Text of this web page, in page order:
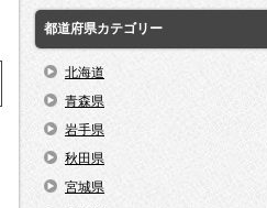
都道府県カテゴリー
北海道
青森県
岩手県
秋田県
宮城県